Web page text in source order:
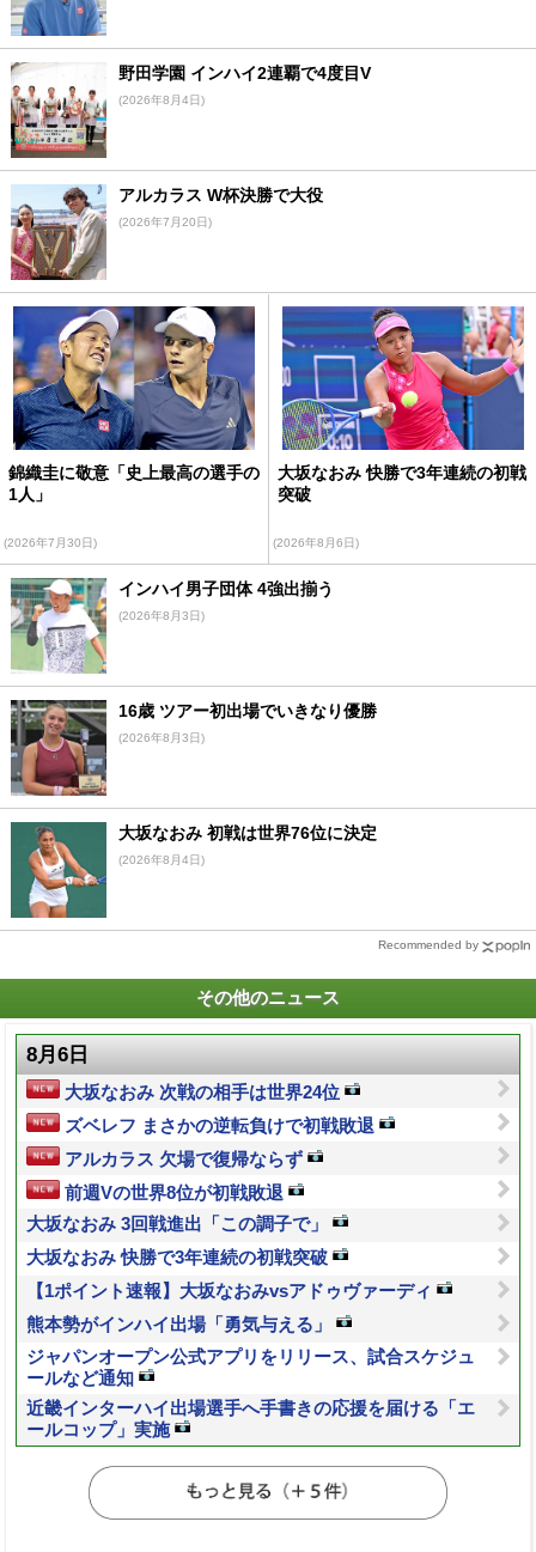
野田学園 インハイ2連覇で4度目V
(2026年8月4日)
アルカラス W杯決勝で大役
(2026年7月20日)
錦織圭に敬意「史上最高の選手の
1人」
(2026年7月30日)
大坂なおみ 快勝で3年連続の初戦
突破
(2026年8月6日)
インハイ男子団体 4強出揃う
(2026年8月3日)
16歳 ツアー初出場でいきなり優勝
(2026年8月3日)
大坂なおみ 初戦は世界76位に決定
(2026年8月4日)
Recommended by
その他のニュース
8月6日
大坂なおみ 次戦の相手は世界24位
ズベレフ まさかの逆転負けで初戦敗退
アルカラス 欠場で復帰ならず
前週Vの世界8位が初戦敗退
大坂なおみ 3回戦進出「この調子で」
大坂なおみ 快勝で3年連続の初戦突破
【1ポイント速報】大坂なおみvsアドゥヴァーディ
熊本勢がインハイ出場「勇気与える」
ジャパンオープン公式アプリをリリース、試合スケジュ
ールなど通知
近畿インターハイ出場選手へ手書きの応援を届ける「エ
ールコップ」実施